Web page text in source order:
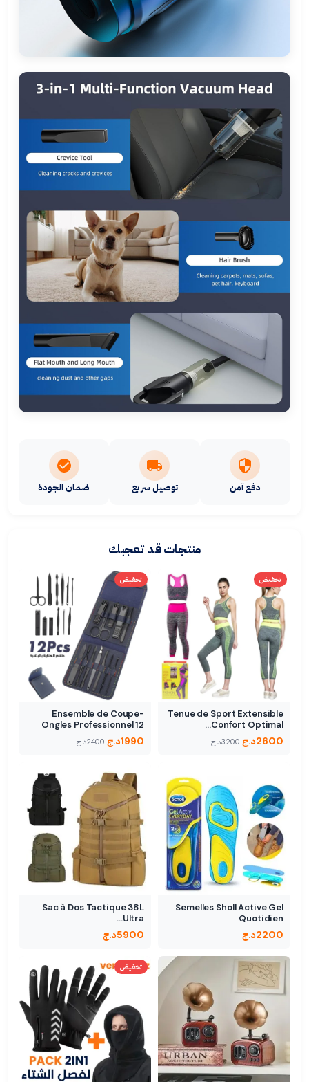
دفع آمن توصيل سريع ضمان الجودة
منتجات قد تعجبك
تخفيض
Tenue de Sport Extensible
Confort Optimal…
2600د.ج 3200د.ج
تخفيض
Ensemble de Coupe-
Ongles Professionnel 12
PCS
1990د.ج 2400د.ج
Semelles Sholl Active Gel
Quotidien
2200د.ج
Sac à Dos Tactique 38L
Ultra…
5900د.ج
تخفيض